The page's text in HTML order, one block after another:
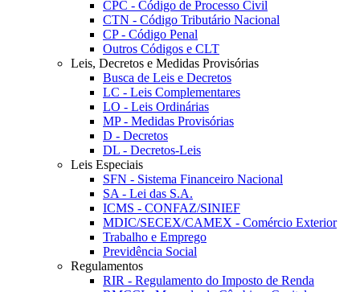
CPC - Código de Processo Civil
CTN - Código Tributário Nacional
CP - Código Penal
Outros Códigos e CLT
Leis, Decretos e Medidas Provisórias
Busca de Leis e Decretos
LC - Leis Complementares
LO - Leis Ordinárias
MP - Medidas Provisórias
D - Decretos
DL - Decretos-Leis
Leis Especiais
SFN - Sistema Financeiro Nacional
SA - Lei das S.A.
ICMS - CONFAZ/SINIEF
MDIC/SECEX/CAMEX - Comércio Exterior
Trabalho e Emprego
Previdência Social
Regulamentos
RIR - Regulamento do Imposto de Renda